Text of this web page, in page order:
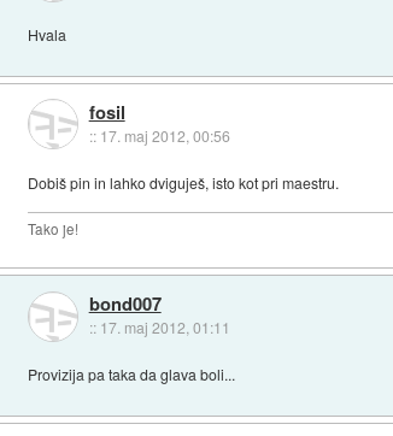
Hvala
fosil
:: 17. maj 2012, 00:56
Dobiš pin in lahko dviguješ, isto kot pri maestru.
Tako je!
bond007
:: 17. maj 2012, 01:11
Provizija pa taka da glava boli...